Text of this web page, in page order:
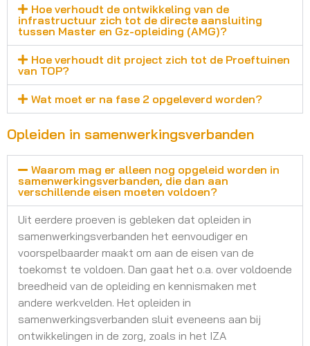
Hoe verhoudt de ontwikkeling van de
infrastructuur zich tot de directe aansluiting
tussen Master en Gz-opleiding (AMG)?
Hoe verhoudt dit project zich tot de Proeftuinen
van TOP?
Wat moet er na fase 2 opgeleverd worden?
Opleiden in samenwerkingsverbanden
Waarom mag er alleen nog opgeleid worden in
samenwerkingsverbanden, die dan aan
verschillende eisen moeten voldoen?
Uit eerdere proeven is gebleken dat opleiden in
samenwerkingsverbanden het eenvoudiger en
voorspelbaarder maakt om aan de eisen van de
toekomst te voldoen. Dan gaat het o.a. over voldoende
breedheid van de opleiding en kennismaken met
andere werkvelden. Het opleiden in
samenwerkingsverbanden sluit eveneens aan bij
ontwikkelingen in de zorg, zoals in het IZA